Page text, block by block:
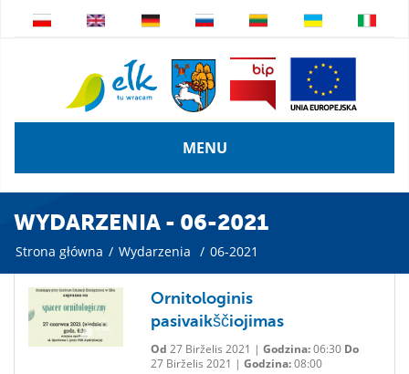
MENU
WYDARZENIA - 06-2021
Strona główna / Wydarzenia / 06-2021
Ornitologinis
pasivaikščiojimas
Od 27 Birželis 2021 | Godzina:06:30 Do
27 Birželis 2021 | Godzina:08:00